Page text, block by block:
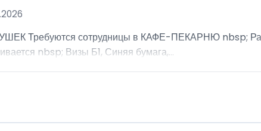
сотрудницы в КАФЕ-ПЕКАРНЮ nbsp;
nbsp; Визы Б1, Синяя бумага,...